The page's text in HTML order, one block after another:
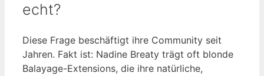
echt?
Diese Frage beschäftigt ihre Community seit
Jahren. Fakt ist: Nadine Breaty trägt oft blonde
Balayage-Extensions, die ihre natürliche,